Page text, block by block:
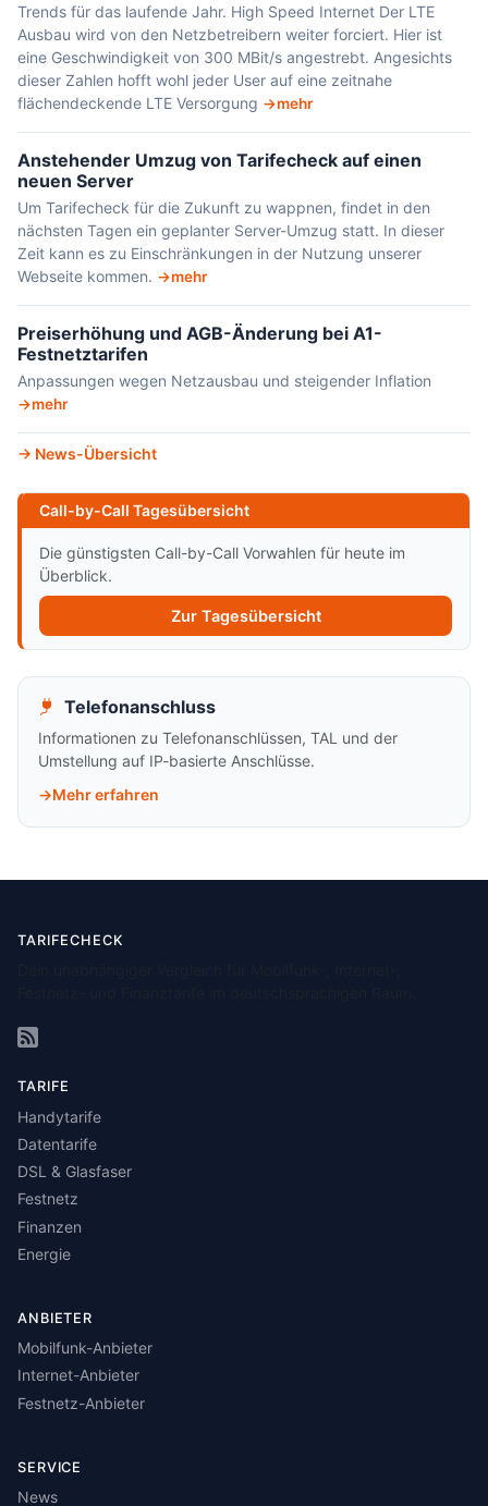
Trends für das laufende Jahr. High Speed Internet Der LTE
Ausbau wird von den Netzbetreibern weiter forciert. Hier ist
eine Geschwindigkeit von 300 MBit/s angestrebt. Angesichts
dieser Zahlen hofft wohl jeder User auf eine zeitnahe
flächendeckende LTE Versorgung
mehr
Anstehender Umzug von Tarifecheck auf einen
neuen Server
Um Tarifecheck für die Zukunft zu wappnen, findet in den
nächsten Tagen ein geplanter Server-Umzug statt. In dieser
Zeit kann es zu Einschränkungen in der Nutzung unserer
Webseite kommen.
mehr
Preiserhöhung und AGB-Änderung bei A1-
Festnetztarifen
Anpassungen wegen Netzausbau und steigender Inflation
mehr
News-Übersicht
Call-by-Call Tagesübersicht
Die günstigsten Call-by-Call Vorwahlen für heute im
Überblick.
Zur Tagesübersicht
Telefonanschluss
Informationen zu Telefonanschlüssen, TAL und der
Umstellung auf IP-basierte Anschlüsse.
Mehr erfahren
TARIFECHECK
TARIFE
Handytarife
Datentarife
DSL & Glasfaser
Festnetz
Finanzen
Energie
ANBIETER
Mobilfunk-Anbieter
Internet-Anbieter
Festnetz-Anbieter
SERVICE
News